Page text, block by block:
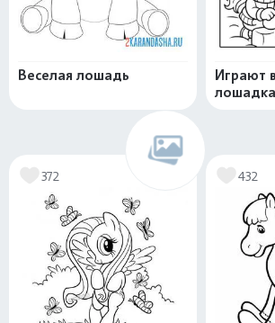
Веселая лошадь
Играют
372 432